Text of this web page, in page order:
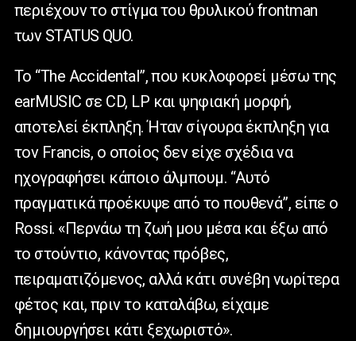
περιέχουν το στίγμα του θρυλικού frontman
των STATUS QUO.
Το “The Accidental”, που κυκλοφορεί μέσω της
earMUSIC σε CD, LP και ψηφιακή μορφή,
αποτελεί έκπληξη. Ήταν σίγουρα έκπληξη για
τον Francis, ο οποίος δεν είχε σχέδια να
ηχογραφήσει κάποιο άλμπουμ. “Αυτό
πραγματικά προέκυψε από το πουθενά”, είπε ο
Rossi. «Περνάω τη ζωή μου μέσα και έξω από
το στούντιο, κάνοντας πρόβες,
πειραματιζόμενος, αλλά κάτι συνέβη νωρίτερα
φέτος και, πριν το καταλάβω, είχαμε
δημιουργήσει κάτι ξεχωριστό».